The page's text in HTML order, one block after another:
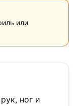
или
ног и